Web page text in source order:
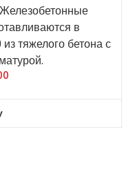
в
тяжелого бетона с